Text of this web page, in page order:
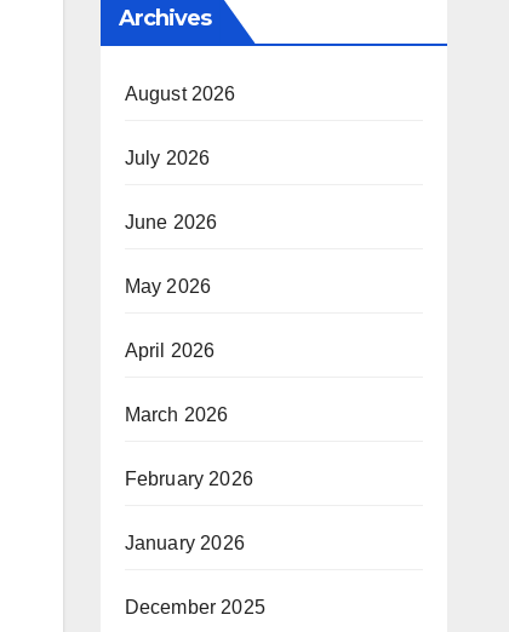
Archives
August 2026
July 2026
June 2026
May 2026
April 2026
March 2026
February 2026
January 2026
December 2025